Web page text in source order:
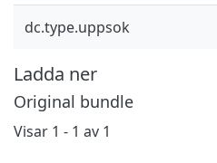
dc.type.uppsok
Ladda ner
Original bundle
Visar 1 - 1 av 1